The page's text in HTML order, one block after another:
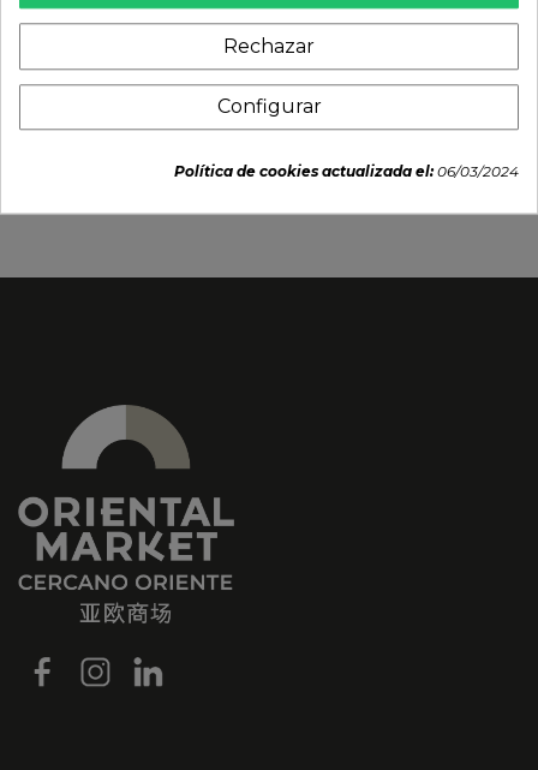
Plato para salsa.9,5cm
"ondas azul"
Plato Rectangular
Porcelana "Edo Brown"
(30,5x15,5cm)
Rechazar
Configurar
Política de cookies actualizada el:06/03/2024